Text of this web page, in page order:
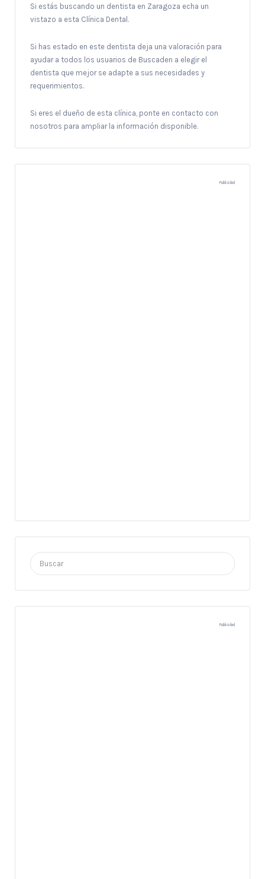
Si estás buscando un dentista en Zaragoza echa un
vistazo a esta Clínica Dental.
Si has estado en este dentista deja una valoración para
ayudar a todos los usuarios de Buscaden a elegir el
dentista que mejor se adapte a sus necesidades y
requerimientos.
Si eres el dueño de esta clínica, ponte en contacto con
nosotros para ampliar la información disponible.
Publicidad
Buscar
por:
Publicidad